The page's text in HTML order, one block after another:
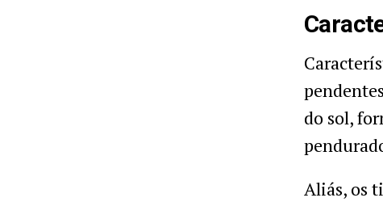
do sol,
Aliás, os